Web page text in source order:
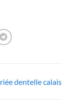
dentelle calais